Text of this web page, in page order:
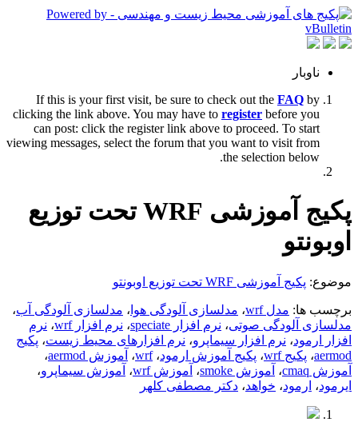
ناوبار
If this is your first visit, be sure to check out the FAQ by
clicking the link above. You may have to register before you
can post: click the register link above to proceed. To start
viewing messages, select the forum that you want to visit from
the selection below.
پکیج آموزشی WRF تحت توزیع
اوبونتو
موضوع: پکیج آموزشی WRF تحت توزیع اوبونتو
برچسب ها: مدل wrf ، مدلسازی آلودگی هوا ، مدلسازی آلودگی آب،
مدلسازی آلودگی صوتی، نرم افزار speciate ، نرم افزار wrf ، نرم
افزار ارمود، نرم افزار سیماپرو، نرم افزارهای محیط زیست، پکیج
aermod، پکیج wrf ، پکیج آموزش ارمود،wrf، آموزش aermod
،
آموزش cmaq
، آموزش smoke ، آموزش wrf ، آموزش سیماپرو،
ایرمود، ارمود، خواهد، دکتر مصطفی کلهر